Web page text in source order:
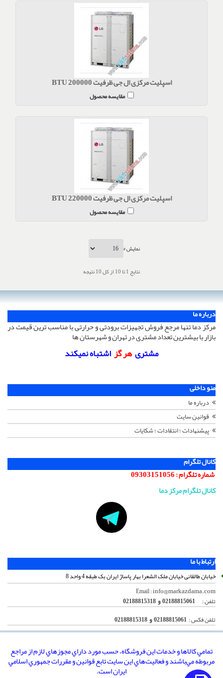
اسپلیت مرکزی ال جی ظرفیت BTU 200000
مقایسه محصول
اسپلیت مرکزی ال جی ظرفیت BTU 220000
مقایسه محصول
نمایش #
نتایج 1 تا 10 از کل 10 نتیجه
درباره ما
مرکز دما تنها مرجع فروش تجهیزات برودتی و حرارتی با مناسب ترین قیمت در
بازار با بیشترین تعداد مشتری در تهران و شهرستان ها
مشتریهر گزاشتباه نمیکند
منو داخلی
درباره ما
قوانین سایت
پیشنهادات ؛ انتقادات ؛ شکایات
کانال تلگرام
شماره تلگرام :09303151056
کانال تلگرام مرکز دما
ارتباط با ما
خیابان طالقانی خیابان ملک الشعرا بهار پاساژ ایران بک طبقه 4 واحد 8
Email :info@markazdama.com
تلفن :
02188815061 و 02188815318
تلفن فکس : 02188815061 و 02188815318
تمامي كالاها و خدمات اين فروشگاه، حسب مورد داراي مجوزهاي لازم از مراجع
مربوطه مي‌باشند و فعاليت‌هاي اين سايت تابع قوانين و مقررات جمهوري اسلامي
ايران است.